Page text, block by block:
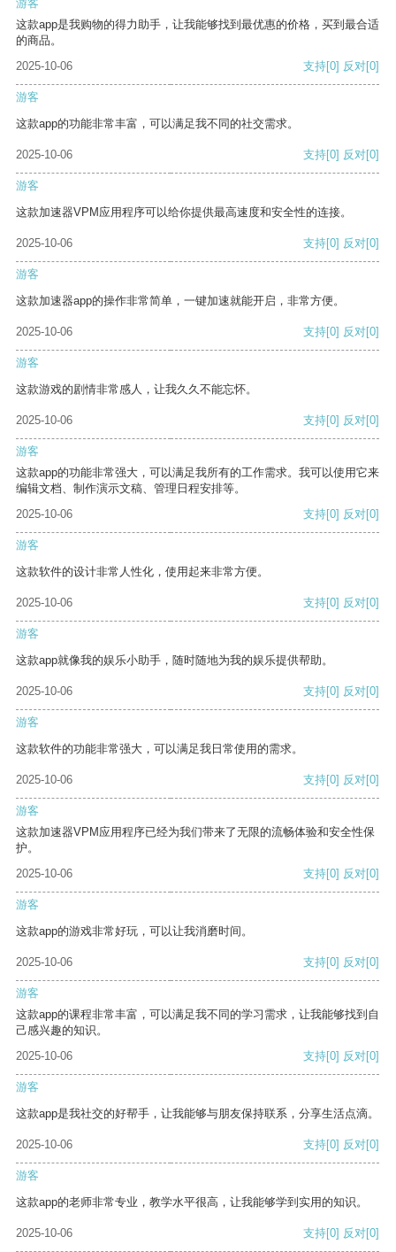
游客
这款app是我购物的得力助手，让我能够找到最优惠的价格，买到最合适
的商品。
2025-10-06
支持[0] 反对[0]
游客
这款app的功能非常丰富，可以满足我不同的社交需求。
2025-10-06 支持[0] 反对[0]
游客
这款加速器VPM应用程序可以给你提供最高速度和安全性的连接。
2025-10-06 支持[0] 反对[0]
游客
这款加速器app的操作非常简单，一键加速就能开启，非常方便。
2025-10-06 支持[0] 反对[0]
游客
这款游戏的剧情非常感人，让我久久不能忘怀。
2025-10-06 支持[0] 反对[0]
游客
这款app的功能非常强大，可以满足我所有的工作需求。我可以使用它来
编辑文档、制作演示文稿、管理日程安排等。
2025-10-06
支持[0] 反对[0]
游客
这款软件的设计非常人性化，使用起来非常方便。
2025-10-06 支持[0] 反对[0]
游客
这款app就像我的娱乐小助手，随时随地为我的娱乐提供帮助。
2025-10-06 支持[0] 反对[0]
游客
这款软件的功能非常强大，可以满足我日常使用的需求。
2025-10-06 支持[0] 反对[0]
游客
这款加速器VPM应用程序已经为我们带来了无限的流畅体验和安全性保
护。
2025-10-06
支持[0] 反对[0]
游客
这款app的游戏非常好玩，可以让我消磨时间。
2025-10-06 支持[0] 反对[0]
游客
这款app的课程非常丰富，可以满足我不同的学习需求，让我能够找到自
己感兴趣的知识。
2025-10-06
支持[0] 反对[0]
游客
这款app是我社交的好帮手，让我能够与朋友保持联系，分享生活点滴。
2025-10-06 支持[0] 反对[0]
游客
这款app的老师非常专业，教学水平很高，让我能够学到实用的知识。
2025-10-06 支持[0] 反对[0]